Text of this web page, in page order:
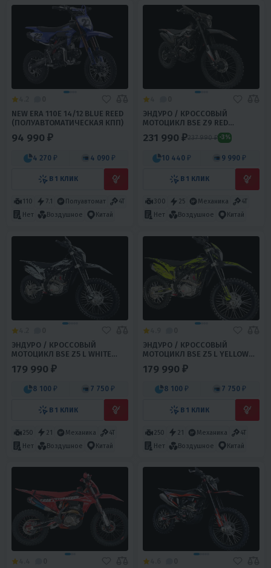
NEW ERA 110E 14/12 BLUE REED
(ПОЛУАВТОМАТИЧЕСКАЯ КПП)
94 990 ₽
4 270 ₽ 4 090 ₽
В 1 КЛИК
110 7.1 Полуавтомат
4T
Нет
Воздушное Китай
ЭНДУРО / КРОССОВЫЙ
МОТОЦИКЛ BSE Z9 RED
METALLIC S (ZS175 FMM-5)
231 990 ₽237 990 ₽ -3%
10 440 ₽ 9 990 ₽
В 1 КЛИК
300 25 Механика
4T
Нет
Воздушное Китай
ЭНДУРО / КРОССОВЫЙ
МОТОЦИКЛ BSE Z5 L WHITE
179 990 ₽
8 100 ₽ 7 750 ₽
В 1 КЛИК
250 21 Механика
4T
Нет
Воздушное Китай
ЭНДУРО / КРОССОВЫЙ
МОТОЦИКЛ BSE Z5 L YELLOW
179 990 ₽
8 100 ₽ 7 750 ₽
В 1 КЛИК
250 21 Механика
4T
Нет
Воздушное Китай